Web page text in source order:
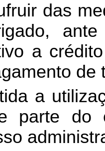
das
a
de
a
parte do